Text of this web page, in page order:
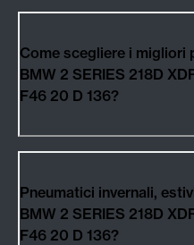
Come scegliere i migliori
BMW 2 SERIES 218D
F46 20 D 136?
Pneumatici invernali,
BMW 2 SERIES 218D
F46 20 D 136?